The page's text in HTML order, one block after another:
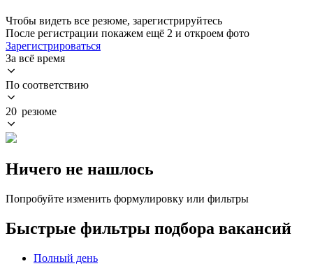
Чтобы видеть все резюме, зарегистрируйтесь
После регистрации покажем ещё 2 и откроем фото
Зарегистрироваться
За всё время
По соответствию
20 резюме
Ничего не нашлось
Попробуйте изменить формулировку или фильтры
Быстрые фильтры подбора вакансий
Полный день